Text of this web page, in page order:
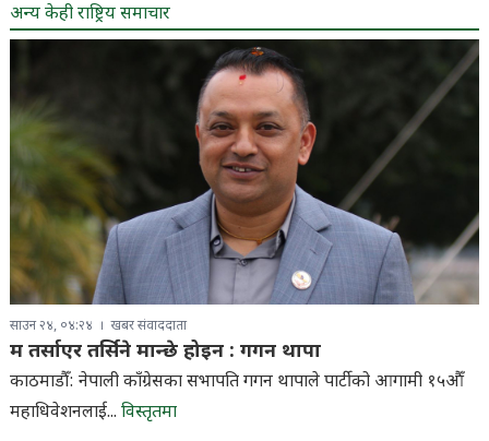
अन्य केही राष्ट्रिय समाचार
साउन २४, ०४:२४ खबर संवाददाता
म तर्साएर तर्सिने मान्छे होइन : गगन थापा
काठमाडौँ: नेपाली काँग्रेसका सभापति गगन थापाले पार्टीको आगामी १५औँ
महाधिवेशनलाई... विस्तृतमा